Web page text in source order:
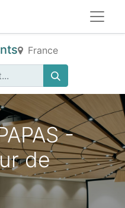
France
-
de